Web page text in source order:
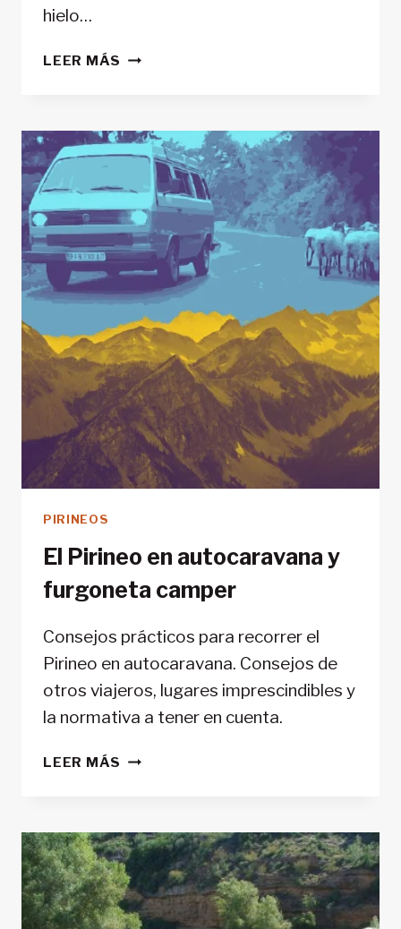
hielo…
LEER MÁS RUTAS
PIRINEO
PIRINEOS
El Pirineo en autocaravana y
furgoneta camper
Consejos prácticos para recorrer el
Pirineo en autocaravana. Consejos de
otros viajeros, lugares imprescindibles y
la normativa a tener en cuenta.
LEER MÁS EL
Y
FURGONETA
CAMPER